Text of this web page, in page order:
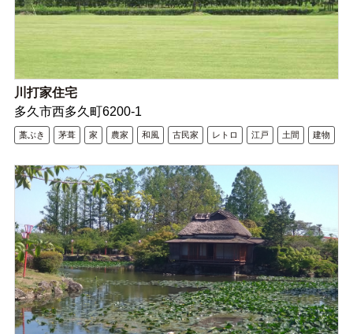
川打家住宅
多久市西多久町6200-1
藁ぶき 茅葺 家 農家 和風 古民家 レトロ 江戸 土間 建物